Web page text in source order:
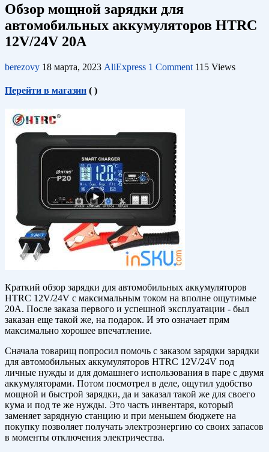
Обзор мощной зарядки для
автомобильных аккумуляторов HTRC
12V/24V 20A
berezovy 18 марта, 2023 AliExpress 1 Comment 115 Views
Перейти в магазин ( )
Краткий обзор зарядки для автомобильных аккумуляторов
HTRC 12V/24V с максимальным током на вполне ощутимые
20A. После заказа первого и успешной эксплуатации - был
заказан еще такой же, на подарок. И это означает прям
максимально хорошее впечатление.
Сначала товарищ попросил помочь с заказом зарядки зарядки
для автомобильных аккумуляторов HTRC 12V/24V под
личные нужды и для домашнего использования в паре с двумя
аккумуляторами. Потом посмотрел в деле, ощутил удобство
мощной и быстрой зарядки, да и заказал такой же для своего
кума и под те же нужды. Это часть инвентаря, который
заменяет зарядную станцию и при меньшем бюджете на
покупку позволяет получать электроэнергию со своих запасов
в моменты отключения электричества.